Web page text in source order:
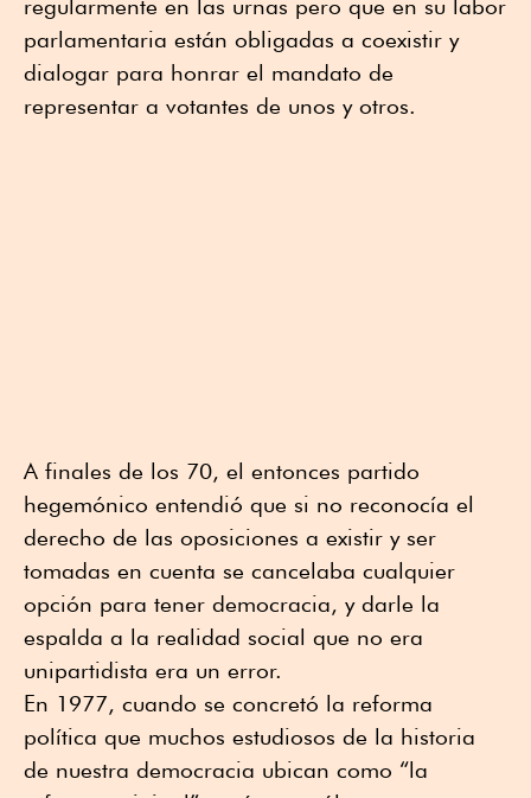
regularmente en las urnas pero que en su labor
parlamentaria están obligadas a coexistir y
dialogar para honrar el mandato de
representar a votantes de unos y otros.
A finales de los 70, el entonces partido
hegemónico entendió que si no reconocía el
derecho de las oposiciones a existir y ser
tomadas en cuenta se cancelaba cualquier
opción para tener democracia, y darle la
espalda a la realidad social que no era
unipartidista era un error.
En 1977, cuando se concretó la reforma
política que muchos estudiosos de la historia
de nuestra democracia ubican como “la